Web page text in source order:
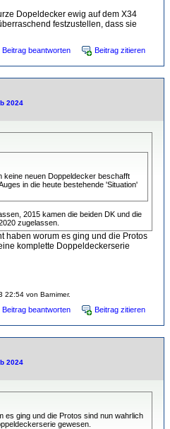
Dopeldecker ewig auf dem X34
festzustellen, dass sie
Beitrag beantworten Beitrag zitieren
2024
keine neuen Doppeldecker beschafft
in die heute bestehende 'Situation'
2015 kamen die beiden DK und die
zugelassen.
haben worum es ging und die Protos
komplette Doppeldeckerserie
22:54 von Barnimer.
Beitrag beantworten Beitrag zitieren
2024
es ging und die Protos sind nun wahrlich
gewesen.